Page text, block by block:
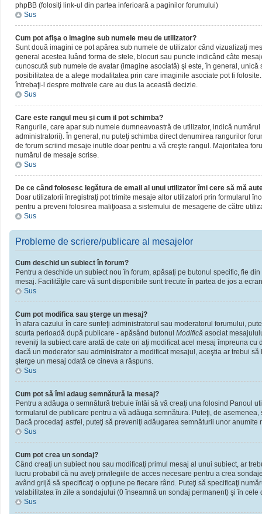
phpBB (folosiţi link-ul din partea inferioară a paginilor forumului)
Sus
Cum pot afişa o imagine sub numele meu de utilizator?
Sunt două imagini ce pot apărea sub numele de utilizator când vizualizaţi
general acestea luând forma de stele, blocuri sau puncte indicând câte
cunoscută sub numele de avatar (imagine asociată) şi este, în general,
posibilitatea de a alege modalitatea prin care imaginile asociate pot fi
întrebaţi-l despre motivele care au dus la această decizie.
Sus
Care este rangul meu şi cum il pot schimba?
Rangurile, care apar sub numele dumneavoastră de utilizator, indică
administratorii). În general, nu puteţi schimba direct denumirea rangurilor
de forum scriind mesaje inutile doar pentru a vă creşte rangul. Majoritatea
numărul de mesaje scrise.
Sus
De ce când folosesc legătura de email al unui utilizator îmi cere să mă
Doar utilizatorii înregistraţi pot trimite mesaje altor utilizatori prin formularul
pentru a preveni folosirea maliţioasa a sistemului de mesagerie de către
Sus
Probleme de scriere/publicare al mesajelor
Cum deschid un subiect în forum?
Pentru a deschide un subiect nou în forum, apăsaţi pe butonul specific, fie
mesaj. Facilităţile care vă sunt disponibile sunt trecute în partea de jos a
Sus
Cum pot modifica sau şterge un mesaj?
În afara cazului în care sunteţi administratorul sau moderatorul forumului,
scurta perioadă după publicare - apăsând butonul Modifică asociat
reveniţi la subiect care arată de cate ori aţi modificat acel mesaj împreuna
dacă un moderator sau administrator a modificat mesajul, aceştia ar trebui
şterge un mesaj odată ce cineva a răspuns.
Sus
Cum pot să îmi adaug semnătură la mesaj?
Pentru a adăuga o semnătură trebuie întâi să vă creaţi una folosind Panoul
formularul de publicare pentru a vă adăuga semnătura. Puteţi, de
Dacă procedaţi astfel, puteţi să preveniţi adăugarea semnăturii unor
Sus
Cum pot crea un sondaj?
Când creaţi un subiect nou sau modificaţi primul mesaj al unui subiect, ar
lucru probabil că nu aveţi privilegiile de acces necesare pentru a crea
având grijă să specificaţi o opţiune pe fiecare rând. Puteţi să specificaţi
valabilitatea în zile a sondajului (0 înseamnă un sondaj permanent) şi în
Sus